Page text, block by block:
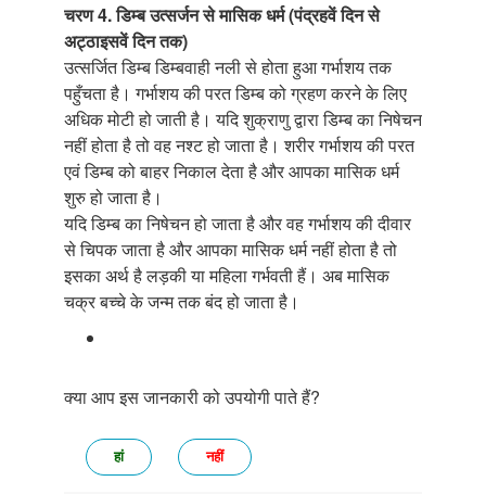
चरण 4. डिम्ब उत्सर्जन से मासिक धर्म (पंद्रहवें दिन से
अट्ठाइसवें दिन तक)
उत्सर्जित डिम्ब डिम्बवाही नली से होता हुआ गर्भाशय तक
पहुँचता है। गर्भाशय की परत डिम्ब को ग्रहण करने के लिए
अधिक मोटी हो जाती है। यदि शुक्राणु द्वारा डिम्ब का निषेचन
नहीं होता है तो वह नश्ट हो जाता है। शरीर गर्भाशय की परत
एवं डिम्ब को बाहर निकाल देता है और आपका मासिक धर्म
शुरु हो जाता है।
यदि डिम्ब का निषेचन हो जाता है और वह गर्भाशय की दीवार
से चिपक जाता है और आपका मासिक धर्म नहीं होता है तो
इसका अर्थ है लड़की या महिला गर्भवती हैं। अब मासिक
चक्र बच्चे के जन्म तक बंद हो जाता है।
क्या आप इस जानकारी को उपयोगी पाते हैं?
हां नहीं